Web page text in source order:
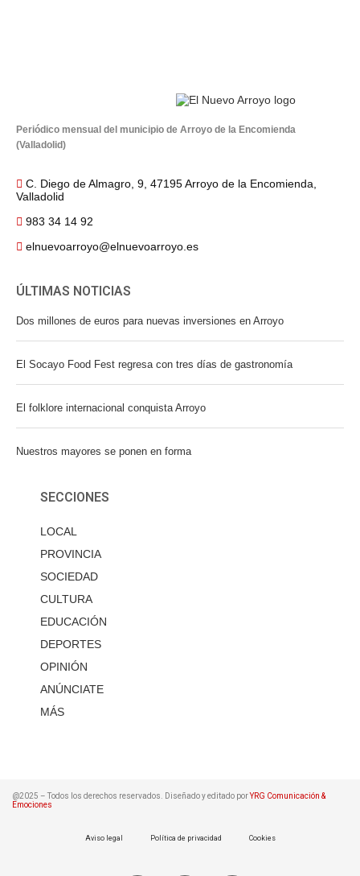
Periódico mensual del municipio de Arroyo de la Encomienda
(Valladolid)
C. Diego de Almagro, 9, 47195 Arroyo de la Encomienda,
Valladolid
983 34 14 92
elnuevoarroyo@elnuevoarroyo.es
ÚLTIMAS NOTICIAS
Dos millones de euros para nuevas inversiones en Arroyo
El Socayo Food Fest regresa con tres días de gastronomía
El folklore internacional conquista Arroyo
Nuestros mayores se ponen en forma
SECCIONES
LOCAL
PROVINCIA
SOCIEDAD
CULTURA
EDUCACIÓN
DEPORTES
OPINIÓN
ANÚNCIATE
MÁS
@2025 – Todos los derechos reservados. Diseñado y editado porYRG Comunicación &
Emociones
Aviso legal Política de privacidad Cookies